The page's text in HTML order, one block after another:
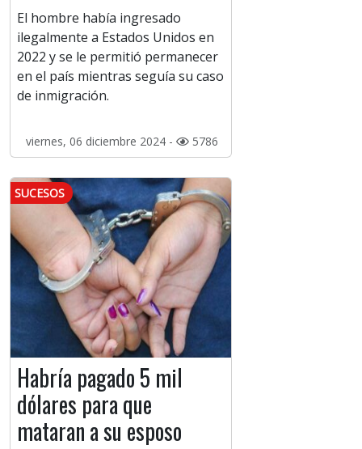
El hombre había ingresado
ilegalmente a Estados Unidos en
2022 y se le permitió permanecer
en el país mientras seguía su caso
de inmigración.
viernes, 06 diciembre 2024 - 5786
SUCESOS
Habría pagado 5 mil
dólares para que
mataran a su esposo